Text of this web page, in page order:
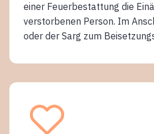
einer Feuerbestattung die
verstorbenen Person. Im
oder der Sarg zum